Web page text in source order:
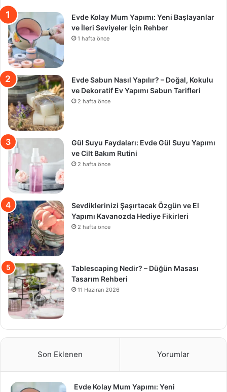
Evde Kolay Mum Yapımı: Yeni Başlayanlar
ve İleri Seviyeler İçin Rehber
1 hafta önce
Evde Sabun Nasıl Yapılır? – Doğal, Kokulu
ve Dekoratif Ev Yapımı Sabun Tarifleri
2 hafta önce
Gül Suyu Faydaları: Evde Gül Suyu Yapımı
ve Cilt Bakım Rutini
2 hafta önce
Sevdiklerinizi Şaşırtacak Özgün ve El
Yapımı Kavanozda Hediye Fikirleri
2 hafta önce
Tablescaping Nedir? – Düğün Masası
Tasarım Rehberi
11 Haziran 2026
Son Eklenen Yorumlar
Evde Kolay Mum Yapımı: Yeni